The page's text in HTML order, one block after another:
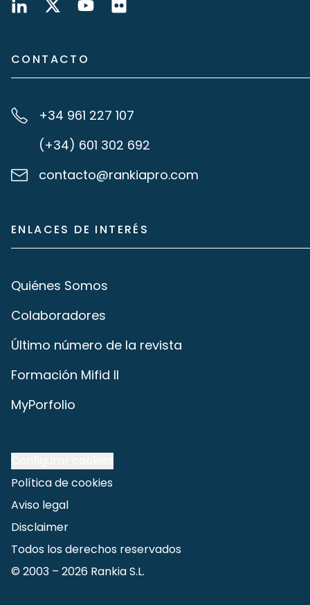
CONTACTO
+34 961 227 107
(+34) 601 302 692
contacto@rankiapro.com
ENLACES DE INTERÉS
Quiénes Somos
Colaboradores
Último número de la revista
Formación Mifid II
MyPorfolio
Política de cookies
Aviso legal
Disclaimer
Todos los derechos reservados
© 2003 – 2026 Rankia S.L.